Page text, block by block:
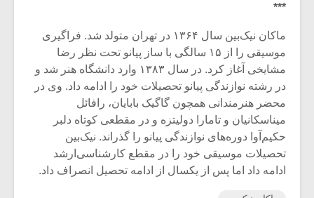
***
ماکان نیک‌بین سال ۱۳۶۴ در تهران متولد شد. فراگیری
موسیقی را از ۱۵ سالگی با ساز پیانو تحت نظر رضا
مشایخی آغاز کرد. در سال ۱۳۸۳ وارد دانشگاه هنر شد و
در رشته‌ نوازندگی پیانو تحصیلات خود را ادامه داد. وی در
محضر هنرمندانی همچون گاگیک بابایان، رافائل
میناسکانیان و تامارا دولیتزه و در مقطعی کوتاه دلبر
حکیم‌آوا دوره‌های نوازندگی پیانو را گذراند. نیک‌بین
تحصیلات موسیقی خود را در مقطع کارشناسی‌ارشد
ادامه داد اما پس از یکسال از ادامه‌ تحصیل انصراف داد.